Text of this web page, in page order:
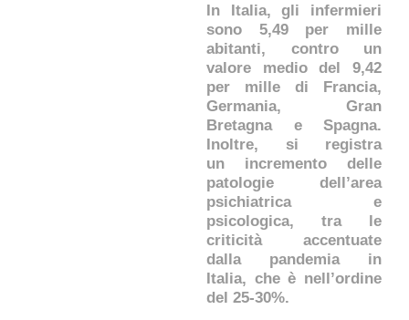
In Italia, gli infermieri
sono 5,49 per mille
abitanti, contro un
valore medio del 9,42
per mille di Francia,
Germania, Gran
Bretagna e Spagna.
Inoltre, si registra
un incremento delle
patologie dell’area
psichiatrica e
psicologica, tra le
criticità accentuate
dalla pandemia in
Italia, che è nell’ordine
del 25-30%.